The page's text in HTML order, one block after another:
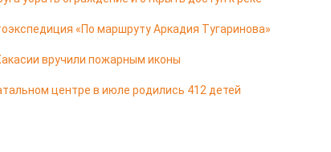
«По маршруту Аркадия Тугаринова»
вручили пожарным иконы
центре в июле родились 412 детей